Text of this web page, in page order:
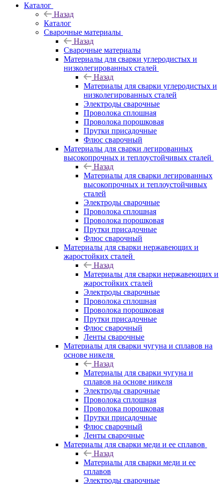
Каталог
Назад
Каталог
Сварочные материалы
Назад
Сварочные материалы
Материалы для сварки углеродистых и
низколегированных сталей
Назад
Материалы для сварки углеродистых и
низколегированных сталей
Электроды сварочные
Проволока сплошная
Проволока порошковая
Прутки присадочные
Флюс сварочный
Материалы для сварки легированных
высокопрочных и теплоустойчивых сталей
Назад
Материалы для сварки легированных
высокопрочных и теплоустойчивых
сталей
Электроды сварочные
Проволока сплошная
Проволока порошковая
Прутки присадочные
Флюс сварочный
Материалы для сварки нержавеющих и
жаростойких сталей
Назад
Материалы для сварки нержавеющих и
жаростойких сталей
Электроды сварочные
Проволока сплошная
Проволока порошковая
Прутки присадочные
Флюс сварочный
Ленты сварочные
Материалы для сварки чугуна и сплавов на
основе никеля
Назад
Материалы для сварки чугуна и
сплавов на основе никеля
Электроды сварочные
Проволока сплошная
Проволока порошковая
Прутки присадочные
Флюс сварочный
Ленты сварочные
Материалы для сварки меди и ее сплавов
Назад
Материалы для сварки меди и ее
сплавов
Электроды сварочные